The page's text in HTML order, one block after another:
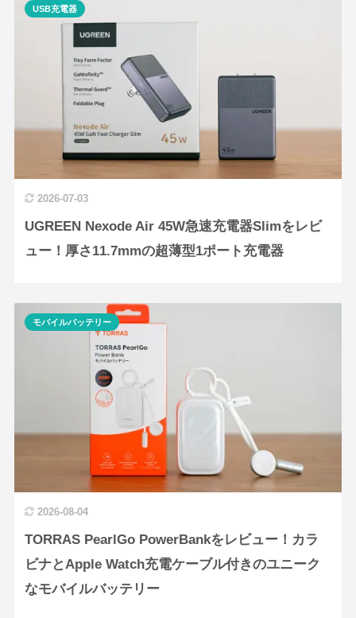
2026-07-03
UGREEN Nexode Air 45W急速充電器Slimをレビ
ュー！厚さ11.7mmの超薄型1ポート充電器
USB充電器
2026-08-04
TORRAS PearlGo PowerBankをレビュー！カラ
ビナとApple Watch充電ケーブル付きのユニーク
なモバイルバッテリー
モバイルバッテリー